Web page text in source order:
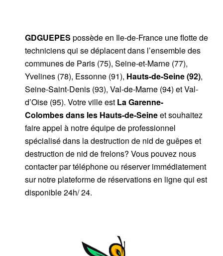
GDGUEPES possède en Ile-de-France une flotte de
techniciens qui se déplacent dans l’ensemble des
communes de Paris (75), Seine-et-Marne (77),
Yvelines (78), Essonne (91), Hauts-de-Seine (92),
Seine-Saint-Denis (93), Val-de-Marne (94) et Val-
d’Oise (95). Votre ville est La Garenne-
Colombesdans les Hauts-de-Seineet souhaitez
faire appel à notre équipe de professionnel
spécialisé dans la destruction de nid de guêpes et
destruction de nid de frelons? Vous pouvez nous
contacter par téléphone ou réserver immédiatement
sur notre plateforme de réservations en ligne qui est
disponible 24h/ 24.